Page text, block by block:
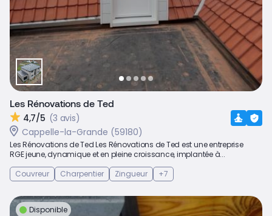
Les Rénovations de Ted
4,7/5 (3 avis)
Cappelle-la-Grande (59180)
Les Rénovations de Ted Les Rénovations de Ted est une entreprise
RGE jeune, dynamique et en pleine croissance, implantée à...
Couvreur
Charpentier Zingueur +7
Disponible